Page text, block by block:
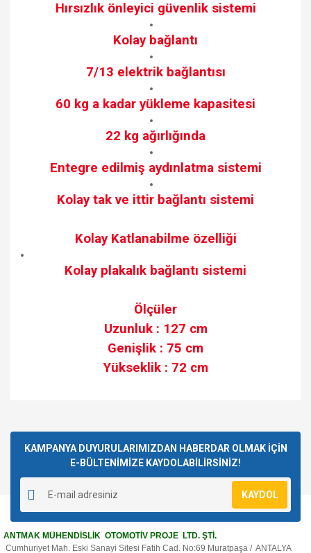
Hırsızlık önleyici güvenlik sistemi
Kolay bağlantı
7/13 elektrik bağlantısı
60 kg a kadar yükleme kapasitesi
22 kg ağırlığında
Entegre edilmiş aydınlatma sistemi
Kolay tak ve ittir bağlantı sistemi
Kolay Katlanabilme özelliği
Kolay plakalık bağlantı sistemi
Ölçüler
Uzunluk : 127 cm
Genişlik : 75 cm
Yükseklik : 72 cm
Yorum Yaz
kullanarak tarafımıza iletebilirsiniz.
Görüş ve önerileriniz için teşekkür ederiz.
Ürün resmi kalitesiz, bozuk veya görüntülenemiyor.
Ürün açıklamasında eksik bilgiler bulunuyor.
Ürün bilgilerinde hatalar bulunuyor.
Ürün fiyatı diğer sitelerden daha pahalı.
KAMPANYA DUYURULARIMIZDAN HABERDAR OLMAK İÇİN
E-BÜLTENİMİZE KAYDOLABİLİRSİNİZ!
KAYDOL
ANTMAK MÜHENDİSLİK OTOMOTİV PROJE LTD. ŞTİ.
Cumhuriyet Mah. Eski Sanayi Sitesi Fatih Cad. No:69 Muratpaşa / ANTALYA